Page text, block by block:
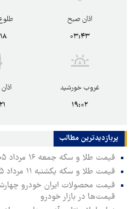
اذان صبح
۰۳:۴۳
غروب خورشید
۱۹:۰۲
پربازدیدترین‌ مطالب
قیمت طلا و سکه جمعه ۱۶ مرداد ۱۴۰۵/ طلای ۱۸ عیار امروز چند؟
قیمت طلا و سکه یکشنبه ۱۱ مرداد ۱۴۰۵/ ریزش سنگین سکه امامی
قیمت‌ها در بازار خودرو